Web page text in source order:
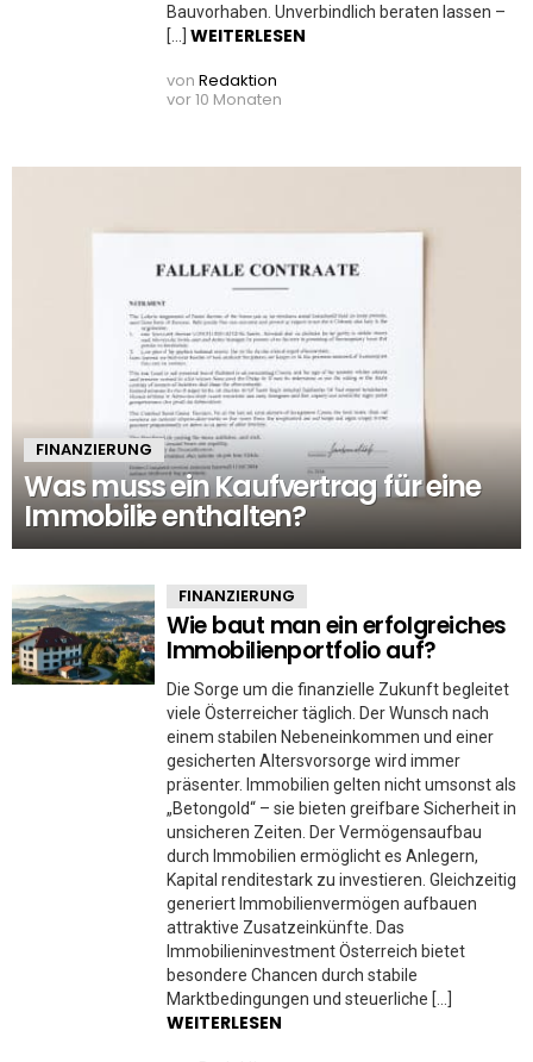
Bauvorhaben. Unverbindlich beraten lassen –
[…] WEITERLESEN
von Redaktion
vor 10 Monaten
FINANZIERUNG
Was muss ein Kaufvertrag für eine
Immobilie enthalten?
FINANZIERUNG
Wie baut man ein erfolgreiches
Immobilienportfolio auf?
Die Sorge um die finanzielle Zukunft begleitet
viele Österreicher täglich. Der Wunsch nach
einem stabilen Nebeneinkommen und einer
gesicherten Altersvorsorge wird immer
präsenter. Immobilien gelten nicht umsonst als
„Betongold“ – sie bieten greifbare Sicherheit in
unsicheren Zeiten. Der Vermögensaufbau
durch Immobilien ermöglicht es Anlegern,
Kapital renditestark zu investieren. Gleichzeitig
generiert Immobilienvermögen aufbauen
attraktive Zusatzeinkünfte. Das
Immobilieninvestment Österreich bietet
besondere Chancen durch stabile
Marktbedingungen und steuerliche […]
WEITERLESEN